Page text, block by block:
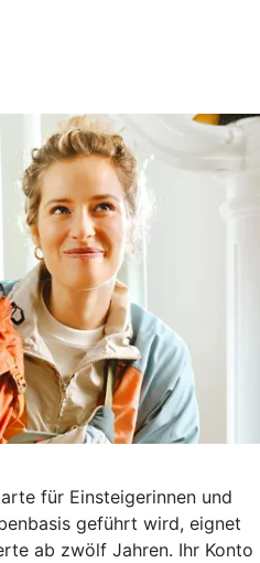
für Einsteigerinnen und
geführt wird, eignet
ab zwölf Jahren. Ihr Konto